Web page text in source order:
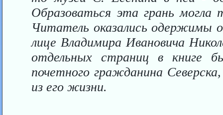
Образоваться эта грань могла
Читатель оказались одержимы
лице Владимира Ивановича
отдельных страниц в книге
почетного гражданина
из его жизни.